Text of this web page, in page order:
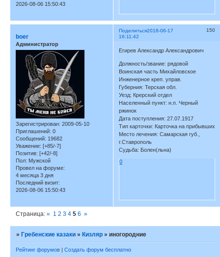
2026-08-06 15:50:43
Поделиться 150
2018-06-17
16:11:42
boer
Администратор
Зарегистрирован: 2009-05-10
Приглашений: 0
Сообщений: 19682
Уважение: [+85/-7]
Позитив: [+42/-8]
Пол: Мужской
Провел на форуме:
4 месяца 3 дня
Последний визит:
2026-08-06 15:50:43
Егирев Александр Александрович
Должность/звание: рядовой
Воинская часть Михайловское
Инженерное креп. управ.
Губерния: Терская обл.
Уезд: Крерский отдел
Населенный пункт: н.п. Черный
ржинок
Дата поступления: 27.07.1917
Тип карточки: Карточка на прибывших
Место лечения: Самарская губ.,
г.Ставрополь
Судьба: Болен(льна)
0
Страница:« 1 2 3 4 5 6 »
»Гребенские казаки »Кизляр »иногородние
Рейтинг форумов | Создать форум бесплатно